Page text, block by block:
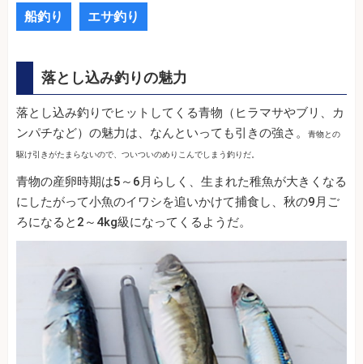
船釣り エサ釣り
落とし込み釣りの魅力
落とし込み釣りでヒットしてくる青物（ヒラマサやブリ、カ
ンパチなど）の魅力は、なんといっても引きの強さ。
青物との
駆け引きがたまらないので、ついついのめりこんでしまう釣りだ。
青物の産卵時期は5～6月らしく、生まれた稚魚が大きくなる
にしたがって小魚のイワシを追いかけて捕食し、秋の9月ご
ろになると2～4kg級になってくるようだ。